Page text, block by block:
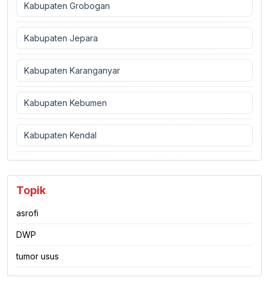
Kabupaten Grobogan
Kabupaten Jepara
Kabupaten Karanganyar
Kabupaten Kebumen
Kabupaten Kendal
Topik
asrofi
DWP
tumor usus